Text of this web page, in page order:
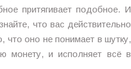
притягивает подобное. И
что вас действительно
что оно не понимает в шутку,
монету, и исполняет всё в